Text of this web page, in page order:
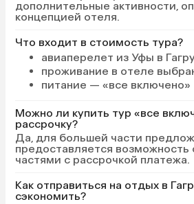
дополнительные активности,
концепцией отеля.
Что входит в стоимость тура?
авиаперелет из Уфы в
проживание в отеле
питание — «все включено»
Можно ли купить тур «все
рассрочку?
Да, для большей части
предоставляется возможность
частями с рассрочкой платежа.
Как отправиться на отдых в
сэкономить?